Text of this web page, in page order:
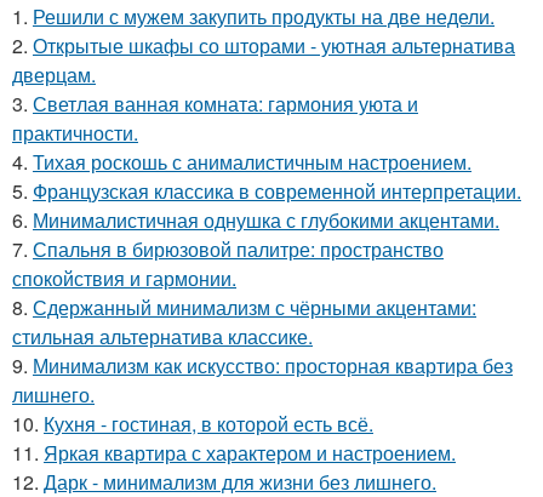
1. Решили с мужем закупить продукты на две недели.
2. Открытые шкафы со шторами - уютная альтернатива
дверцам.
3. Светлая ванная комната: гармония уюта и
практичности.
4. Тихая роскошь с анималистичным настроением.
5. Французская классика в современной интерпретации.
6. Минималистичная однушка с глубокими акцентами.
7. Спальня в бирюзовой палитре: пространство
спокойствия и гармонии.
8. Сдержанный минимализм с чёрными акцентами:
стильная альтернатива классике.
9. Минимализм как искусство: просторная квартира без
лишнего.
10. Кухня - гостиная, в которой есть всё.
11. Яркая квартира с характером и настроением.
12. Дарк - минимализм для жизни без лишнего.